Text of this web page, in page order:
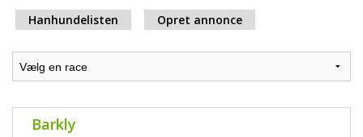
Hanhundelisten Opret annonce
Barkly